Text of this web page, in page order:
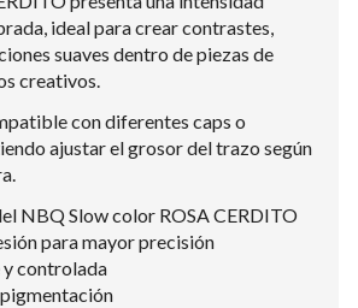
ideal para crear contrastes,
suaves dentro de piezas de
creativos.
con diferentes caps o
ajustar el grosor del trazo según
NBQ Slow color ROSA CERDITO
para mayor precisión
y controlada